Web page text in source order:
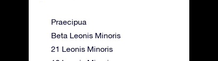
Praecipua
Beta Leonis Minoris
21 Leonis Minoris